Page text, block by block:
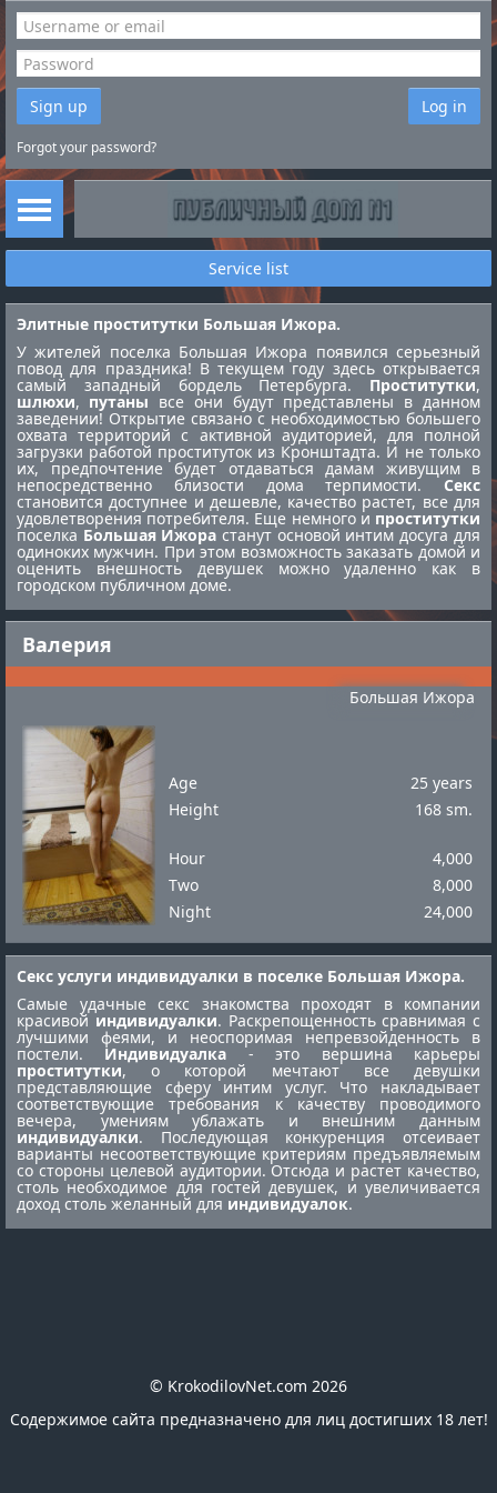
Sign up Log in
Forgot your password?
Service list
Валерия
Большая Ижора
Age
25 years
Height
168 sm.
Hour
4,000
Two
8,000
Night
24,000
Элитные проститутки Большая Ижора.
У жителей поселка Большая Ижора появился серьезный
повод для праздника! В текущем году здесь открывается
самый западный бордель Петербурга. Проститутки,
шлюхи, путаны все они будут представлены в данном
заведении! Открытие связано с необходимостью большего
охвата территорий с активной аудиторией, для полной
загрузки работой проституток из Кронштадта. И не только
их, предпочтение будет отдаваться дамам живущим в
непосредственно близости дома терпимости. Секс
становится доступнее и дешевле, качество растет, все для
удовлетворения потребителя. Еще немного и проститутки
поселка Большая Ижора станут основой интим досуга для
одиноких мужчин. При этом возможность заказать домой и
оценить внешность девушек можно удаленно как в
городском публичном доме.
Секс услуги индивидуалки в поселке Большая Ижора.
Самые удачные секс знакомства проходят в компании
красивойиндивидуалки. Раскрепощенность сравнимая с
лучшими феями, и неоспоримая непревзойденность в
постели. Индивидуалка - это вершина карьеры
проститутки, о которой мечтают все девушки
представляющие сферу интим услуг. Что накладывает
соответствующие требования к качеству проводимого
вечера, умениям ублажать и внешним данным
индивидуалки. Последующая конкуренция отсеивает
варианты несоответствующие критериям предъявляемым
со стороны целевой аудитории. Отсюда и растет качество,
столь необходимое для гостей девушек, и увеличивается
доход столь желанный для индивидуалок.
© KrokodilovNet.com 2026
Содержимое сайта предназначено для лиц достигших 18 лет!